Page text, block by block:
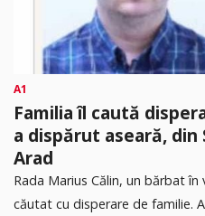
A1
Familia îl caută
a dispărut aseară,
Arad
Rada Marius Călin, un bărbat
căutat cu disperare de familie.